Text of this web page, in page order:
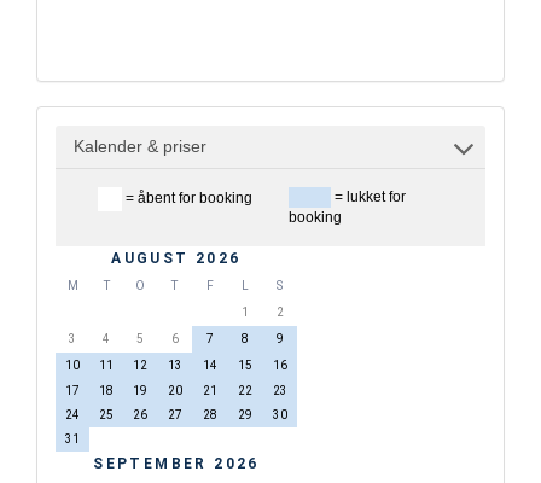
Kalender & priser
= åbent for booking
= lukket for
booking
AUGUST 2026
M T O T F L
S
1
2
3
4 5 6 7 8
9
10
11 12 13 14 15
16
17
18 19 20 21 22
23
24
25 26 27 28 29
30
31
SEPTEMBER 2026